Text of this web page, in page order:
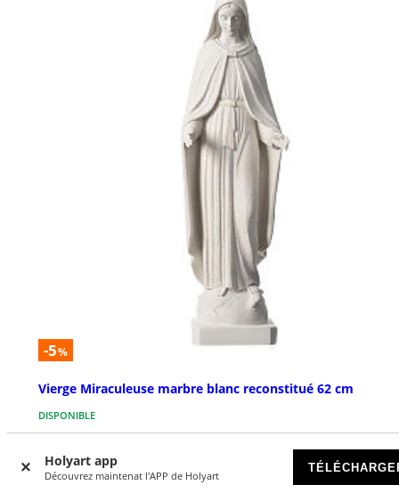
Holyart app
Découvrez maintenat l'APP de Holyart
-5%
Vierge Miraculeuse marbre blanc reconstitué 62 cm
DISPONIBLE
€ 341,05 € 359,00